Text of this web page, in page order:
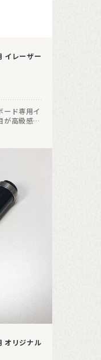
イレーザー
ード専用イ
が高級感を
オリジナル